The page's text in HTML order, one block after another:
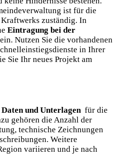
ist für die
zuständig. In
Eintragung bei der
Nutzen Sie die vorhandenen
in Ihrer
Sie Ihr ‌neues ⁣Projekt am
und Unterlagen ⁢ für die
gehören⁤ die Anzahl ​der
technische Zeichnungen
Weitere
variieren und je nach